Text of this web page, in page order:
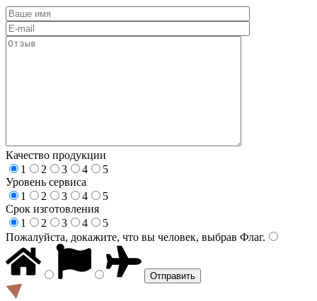
Качество продукции
1
2 3 4
5
Уровень сервиса
1
2 3 4
5
Срок изготовления
1
2 3 4
5
Пожалуйста, докажите, что вы человек, выбрав Флаг.